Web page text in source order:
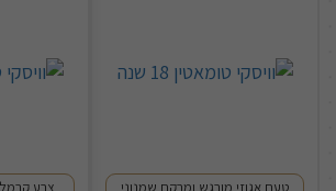
טעם אגוזי מורגש ומרקם שמנוני
צבע